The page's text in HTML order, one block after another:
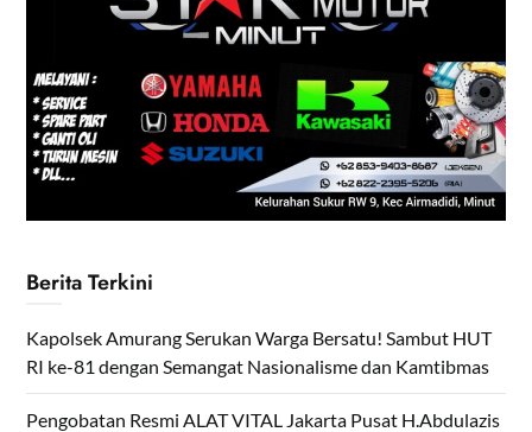
Berita Terkini
Kapolsek Amurang Serukan Warga Bersatu! Sambut HUT
RI ke-81 dengan Semangat Nasionalisme dan Kamtibmas
Pengobatan Resmi ALAT VITAL Jakarta Pusat H.Abdulazis